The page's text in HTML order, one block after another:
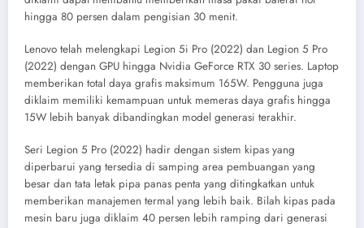
hingga 80 persen dalam pengisian 30 menit.
Lenovo telah melengkapi Legion 5i Pro (2022) dan Legion 5 Pro
(2022) dengan GPU hingga Nvidia GeForce RTX 30 series. Laptop
memberikan total daya grafis maksimum 165W. Pengguna juga
diklaim memiliki kemampuan untuk memeras daya grafis hingga
15W lebih banyak dibandingkan model generasi terakhir.
Seri Legion 5 Pro (2022) hadir dengan sistem kipas yang
diperbarui yang tersedia di samping area pembuangan yang
besar dan tata letak pipa panas penta yang ditingkatkan untuk
memberikan manajemen termal yang lebih baik. Bilah kipas pada
mesin baru juga diklaim 40 persen lebih ramping dari generasi